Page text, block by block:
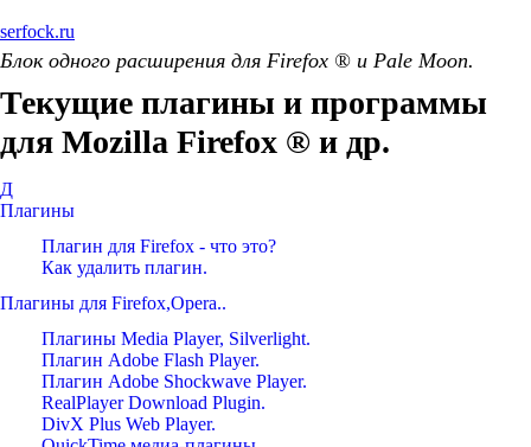
serfock.ru
Блок одного расширения для Firefox ® и Pale Moon.
Текущие плагины и программы
для Mozilla Firefox ® и др.
Д
Плагины
Плагин для Firefox - что это?
Как удалить плагин.
Плагины для Firefox,Opera..
Плагины Media Player, Silverlight.
Плагин Adobe Flash Player.
Плагин Adobe Shockwave Player.
RealPlayer Download Plugin.
DivX Plus Web Player.